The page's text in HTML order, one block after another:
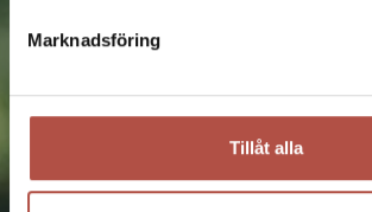
Marknadsföring
Tillåt alla